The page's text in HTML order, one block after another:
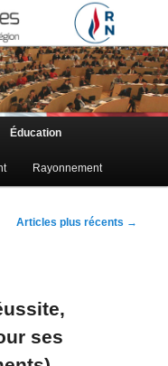
Alpes
– Rhône-Alpes
Éducation
Rayonnement
Articles plus récents →
ses